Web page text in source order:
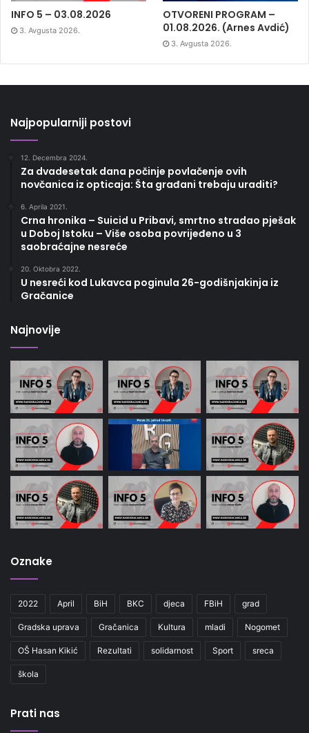
INFO 5 – 03.08.2026
3. Avgusta 2026.
OTVORENI PROGRAM –
01.08.2026. (Arnes Avdić)
3. Avgusta 2026.
Najpopularniji postovi
12. Decembra 2024.
Za dvadesetak dana počinje povlačenje ovih
novčanica iz opticaja: Šta građani trebaju uraditi?
6. Aprila 2021.
Crna hronika – Suicid u Pribavi, smrtno stradao pješak
u Doboj Istoku – Više osoba povrijeđeno u 3
saobraćajne nesreće
20. Oktobra 2022.
U nesreći kod Lukavca poginula 26-godišnjakinja iz
Gračanice
Najnovije
Oznake
2022 April BiH BKC djeca FBiH grad
Gradska uprava Gračanica Kultura mladi Nogomet
OŠ Hasan Kikić Rezultati solidarnost Sport sreca
škola
Prati nas